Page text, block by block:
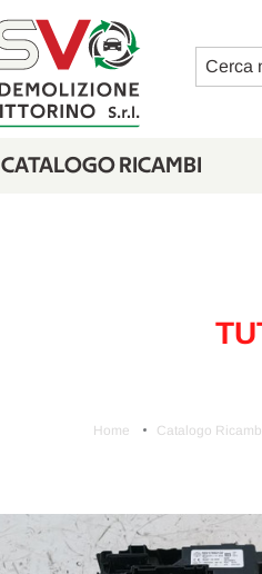
Cerca
CATALOGO RICAMBI
Home Catalogo